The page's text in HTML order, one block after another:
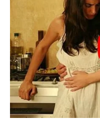
Nepromišljeno
Pogreška: Roditelji
osjećaje svog djeteta.